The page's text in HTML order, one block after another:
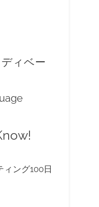
ィベー
ィング100日